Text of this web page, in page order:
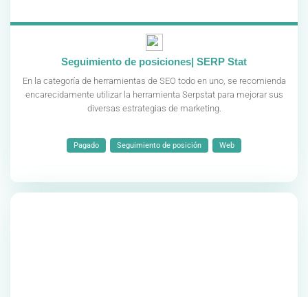
Seguimiento de posiciones| SERP Stat
En la categoría de herramientas de SEO todo en uno, se recomienda
encarecidamente utilizar la herramienta Serpstat para mejorar sus
diversas estrategias de marketing.
Pagado Seguimiento de posición Web